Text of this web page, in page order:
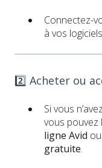
Connectez-
à vos
2️⃣ Acheter ou
Si vous
vous pouvez
ligne Avid
gratuite.